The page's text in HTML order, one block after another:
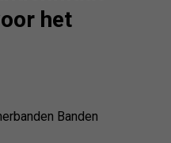
het
Banden